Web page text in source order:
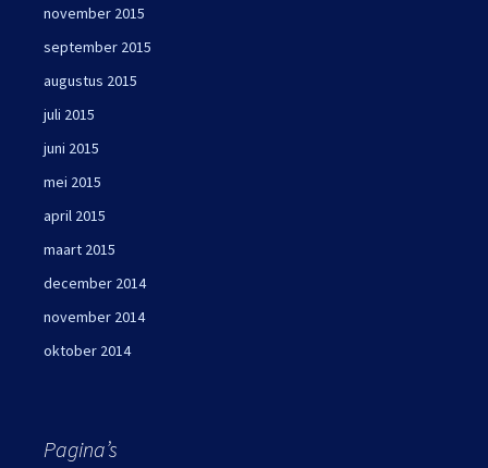
november 2015
september 2015
augustus 2015
juli 2015
juni 2015
mei 2015
april 2015
maart 2015
december 2014
november 2014
oktober 2014
Pagina’s